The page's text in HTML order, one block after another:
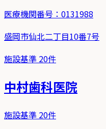
医療機関番号： 0131988
盛岡市仙北二丁目10番7号
施設基準 20件
中村歯科医院
施設基準 20件